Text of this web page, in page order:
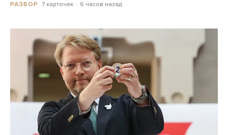
РАЗБОР 7 карточек 6 часов назад